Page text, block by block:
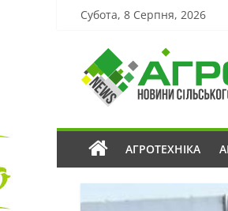
Субота, 8 Серпня, 2026
АГРОТЕХНІКА